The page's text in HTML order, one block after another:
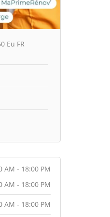
Eu FR
AM - 18:00 PM
AM - 18:00 PM
AM - 18:00 PM